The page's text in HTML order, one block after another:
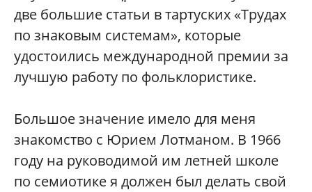
две большие статьи в тартуских «Трудах
по знаковым системам», которые
удостоились международной премии за
лучшую работу по фольклористике.
Большое значение имело для меня
знакомство с Юрием Лотманом. В 1966
году на руководимой им летней школе
по семиотике я должен был делать свой